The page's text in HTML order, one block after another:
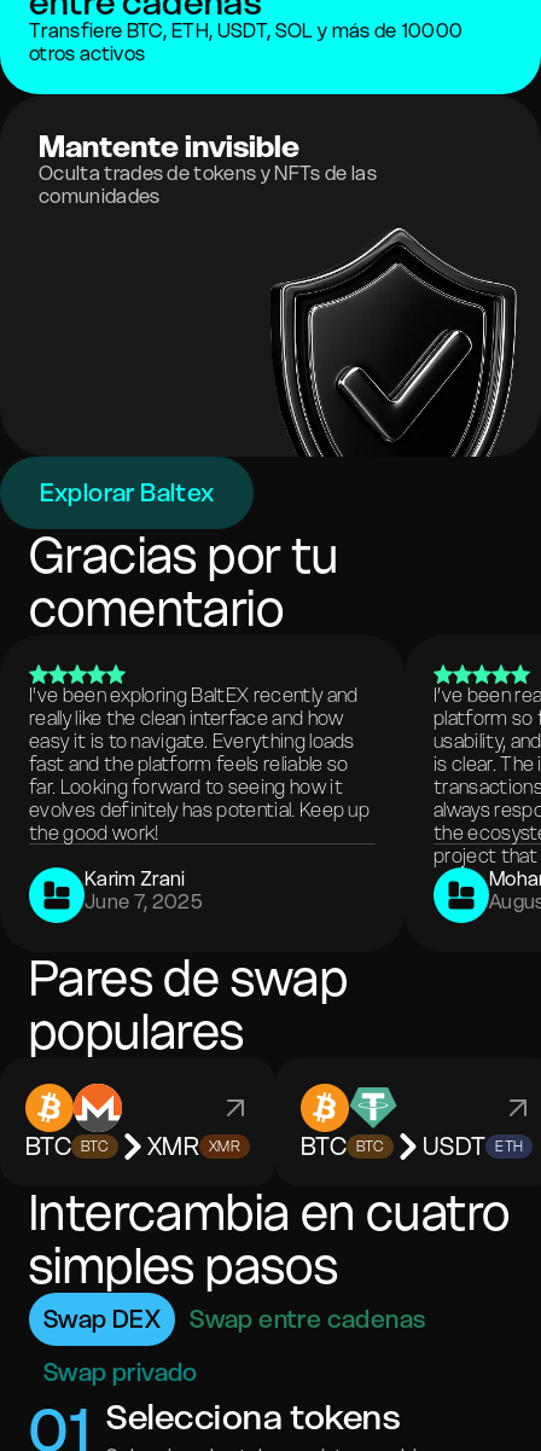
Transfiere BTC, ETH, USDT, SOL y más de 10000
otros activos
Mantente invisible
Oculta trades de tokens y NFTs de las
comunidades
Explorar Baltex
Gracias por tu
comentario
I've been exploring BaltEX recently and
really like the clean interface and how
easy it is to navigate. Everything loads
fast and the platform feels reliable so
far. Looking forward to seeing how it
evolves definitely has potential. Keep up
the good work!
Karim Zrani
June 7, 2025
I’ve been
platform so
usability,
is clear.
always
the
project that
Pares de swap
populares
BTC BTC XMR XMR BTC BTC USDT ETH
Intercambia en cuatro
simples pasos
Swap DEX
Swap entre cadenas
Swap privado
01 Selecciona tokens